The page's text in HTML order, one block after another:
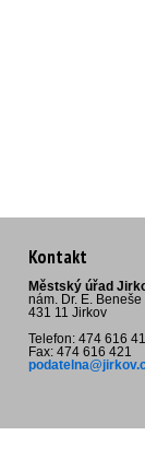
Kontakt
Městský úřad
nám. Dr. E. Beneše
431 11 Jirkov
Telefon: 474 616
Fax: 474 616 421